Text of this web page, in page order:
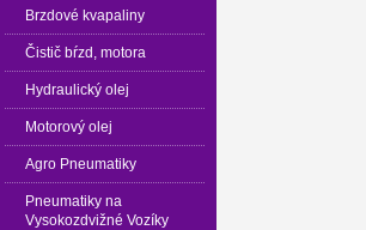
Brzdové kvapaliny
Čistič bŕzd, motora
Hydraulický olej
Motorový olej
Agro Pneumatiky
Pneumatiky na
Vysokozdvižné Vozíky